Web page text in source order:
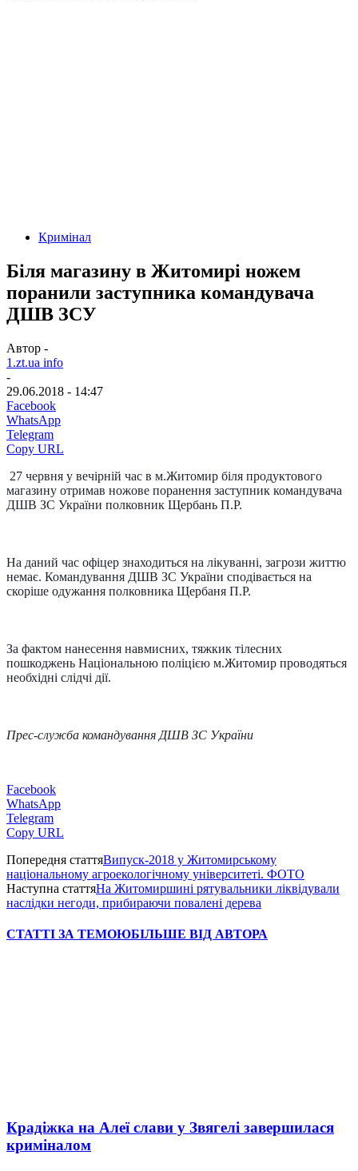
Кримінал
Біля магазину в Житомирі ножем
поранили заступника командувача
ДШВ ЗСУ
Автор -
1.zt.ua info
-
29.06.2018 - 14:47
Facebook
WhatsApp
Telegram
Copy URL
27 червня у вечірній час в м.Житомир біля продуктового
магазину отримав ножове поранення заступник командувача
ДШВ ЗС України полковник Щербань П.Р.
На даний час офіцер знаходиться на лікуванні, загрози життю
немає. Командування ДШВ ЗС України сподівається на
скоріше одужання полковника Щербаня П.Р.
За фактом нанесення навмисних, тяжкик тілесних
пошкоджень Національною поліцією м.Житомир проводяться
необхідні слідчі дії.
Прес-служба командування ДШВ ЗС України
Facebook
WhatsApp
Telegram
Copy URL
Попередня статтяВипуск-2018 у Житомирському
національному агроекологічному університеті. ФОТО
Наступна статтяНа Житомиршині рятувальники ліквідували
наслідки негоди, прибираючи повалені дерева
СТАТТІ ЗА ТЕМОЮБІЛЬШЕ ВІД АВТОРА
Крадіжка на Алеї слави у Звягелі завершилася
криміналом